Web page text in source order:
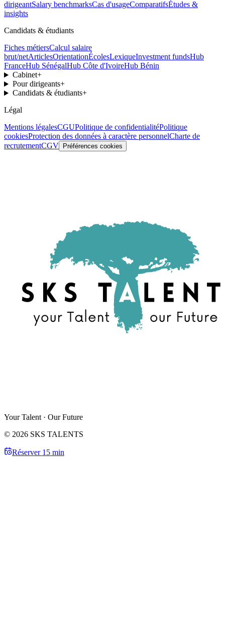
dirigeantSalary benchmarksCas d'usageComparatifsÉtudes &
insights
Candidats & étudiants
Fiches métiersCalcul salaire
brut/netArticlesOrientationÉcolesLexiqueInvestment fundsHub
FranceHub SénégalHub Côte d'IvoireHub Bénin
Cabinet+
Pour dirigeants+
Candidats & étudiants+
Légal
Mentions légalesCGUPolitique de confidentialitéPolitique
cookiesProtection des données à caractère personnelCharte de
recrutementCGV Préférences cookies
Your Talent · Our Future
© 2026 SKS TALENTS
Réserver 15 min